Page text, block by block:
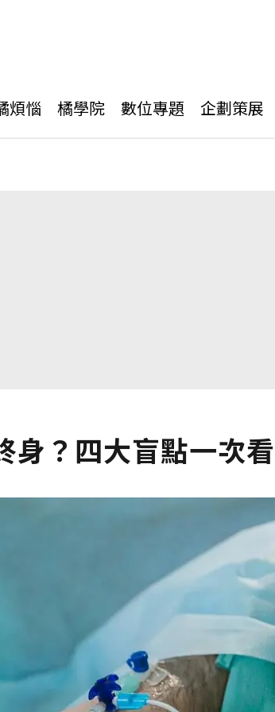
煩惱 橘學院 數位專題 企劃策展
身？四大盲點一次